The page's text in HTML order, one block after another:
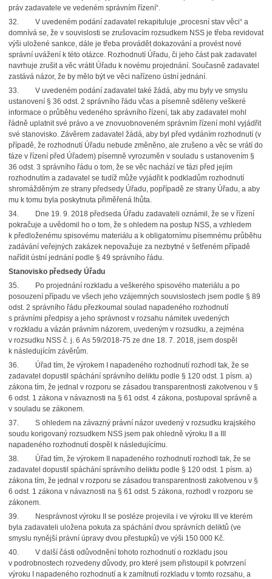
práv zadavatele ve vedeném správním řízení“.
32.
V uvedeném podání zadavatel rekapituluje „procesní stav věci“ a
domnívá se, že v souvislosti se zrušovacím rozsudkem NSS je třeba revidovat
výši uložené sankce, dále je třeba provádět dokazování a provést nové
správní uvážení k této otázce. Rozhodnutí Úřadu, či jeho část pak zadavatel
navrhuje zrušit a věc vrátit Úřadu k novému projednání. Současně zadavatel
zastává názor, že by mělo být ve věci nařízeno ústní jednání.
33.
V uvedeném podání zadavatel také žádá, aby mu byly ve smyslu
ustanovení § 36 odst. 2 správního řádu včas a písemně sděleny veškeré
informace o průběhu vedeného správního řízení, tak aby zadavatel mohl
řádně uplatnit své právo a ve znovuobnoveném správním řízení mohl vyjádřit
své stanovisko. Závěrem zadavatel žádá, aby byl před vydáním rozhodnutí (v
případě, že rozhodnutí Úřadu nebude změněno, ale zrušeno a věc se vrátí do
fáze v řízení před Úřadem) písemně vyrozuměn v souladu s ustanovením §
36 odst. 3 správního řádu o tom, že se věc nachází ve fázi před jejím
rozhodnutím a zadavatel se tudíž může vyjádřit k podkladům rozhodnutí
shromážděným ze strany předsedy Úřadu, popřípadě ze strany Úřadu, a aby
mu k tomu byla poskytnuta přiměřená lhůta.
34.
Dne 19. 9. 2018 předseda Úřadu zadavateli oznámil, že se v řízení
pokračuje a uvědomil
ho o tom, že s ohledem na postup NSS, a vzhledem
k předloženému spisovému materiálu a k obligatornímu písemnému průběhu
zadávání veřejných zakázek nepovažuje za nezbytné v šetřeném případě
nařídit ústní jednání podle § 49 správního řádu.
Stanovisko předsedy Úřadu
35.
Po projednání rozkladu a veškerého spisového materiálu a po
posouzení případu ve všech jeho vzájemných souvislostech jsem podle § 89
odst. 2 správního řádu přezkoumal soulad napadeného rozhodnutí
s právními předpisy a jeho správnost v rozsahu námitek uvedených
v rozkladu a vázán právním názorem, uvedeným v rozsudku, a zejména
v rozsudku NSS č. j. 6 As 59/2018-75 ze dne 18. 7. 2018, jsem dospěl
k následujícím závěrům.
36.
Úřad tím, že výrokem I napadeného rozhodnutí rozhodl tak, že se
zadavatel dopustil spáchání správního deliktu podle § 120 odst. 1 písm. a)
zákona tím, že jednal v rozporu se zásadou transparentnosti zakotvenou v §
6 odst. 1 zákona v návaznosti na § 61 odst. 4 zákona, postupoval správně a
v souladu se zákonem.
37.
S ohledem na závazný právní názor uvedený v rozsudku krajského
soudu korigovaný rozsudkem NSS jsem pak ohledně výroku II a III
napadeného rozhodnutí dospěl k následujícímu.
38.
Úřad tím, že výrokem II napadeného rozhodnutí rozhodl tak, že se
zadavatel dopustil spáchání správního deliktu podle § 120 odst. 1 písm. a)
zákona tím, že jednal v rozporu se zásadou transparentnosti zakotvenou v §
6 odst. 1 zákona v návaznosti na § 61 odst. 5 zákona, rozhodl v rozporu se
zákonem.
39.
Nesprávnost výroku II se posléze projevila i ve výroku III ve kterém
byla zadavateli uložena pokuta za spáchání dvou správních deliktů (ve
smyslu nynější právní úpravy dvou přestupků) ve výši 150 000 Kč.
40.
V další části odůvodnění tohoto rozhodnutí o rozkladu jsou
v podrobnostech rozvedeny důvody, pro které jsem přistoupil k potvrzení
výroku I napadeného rozhodnutí a k zamítnutí rozkladu v tomto rozsahu, a